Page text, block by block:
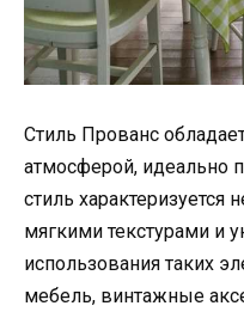
Стиль Прованс
атмосферой, идеально
стиль
мягкими текстурами и
использования таких
мебель, винтажные